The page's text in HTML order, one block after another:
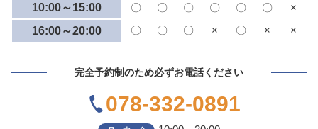
10:00～15:00
〇 〇 〇 〇 〇 〇
×
16:00～20:00
〇 〇 〇 × 〇 × ×
完全予約制のため必ずお電話ください
078-332-0891